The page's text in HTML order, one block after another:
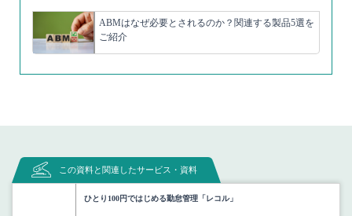
ABMはなぜ必要とされるのか？関連する製品5選を
ご紹介
この資料と関連したサービス・資料
ひとり100円ではじめる勤怠管理「レコル」